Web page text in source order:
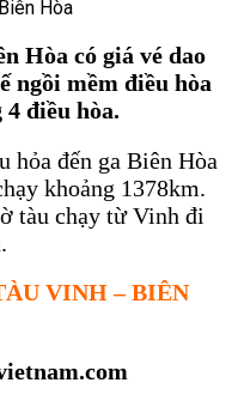
Hòa
Hòa có giá vé dao
ngồi mềm điều hòa
điều hòa.
hỏa đến ga Biên Hòa
khoảng 1378km.
tàu chạy từ Vinh đi
VINH – BIÊN